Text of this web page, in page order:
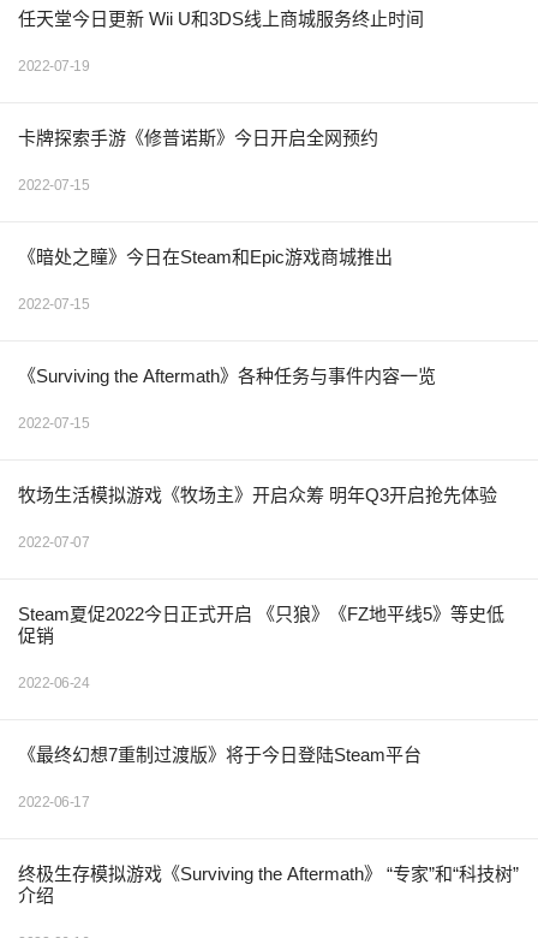
任天堂今日更新 Wii U和3DS线上商城服务终止时间
2022-07-19
卡牌探索手游《修普诺斯》今日开启全网预约
2022-07-15
《暗处之瞳》今日在Steam和Epic游戏商城推出
2022-07-15
《Surviving the Aftermath》各种任务与事件内容一览
2022-07-15
牧场生活模拟游戏《牧场主》开启众筹 明年Q3开启抢先体验
2022-07-07
Steam夏促2022今日正式开启 《只狼》《FZ地平线5》等史低
促销
2022-06-24
《最终幻想7重制过渡版》将于今日登陆Steam平台
2022-06-17
终极生存模拟游戏《Surviving the Aftermath》 “专家”和“科技树”
介绍